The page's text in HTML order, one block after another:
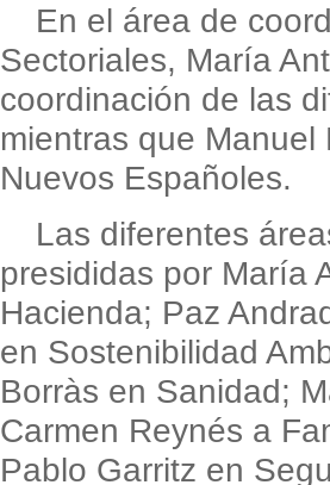
En el área de
Sectoriales, María
coordinación de las
mientras que
Nuevos Españoles.
Las diferentes
presididas por María
Hacienda; Paz
en Sostenibilidad
Borràs en Sanidad;
Carmen Reynés a
Pablo Garritz en